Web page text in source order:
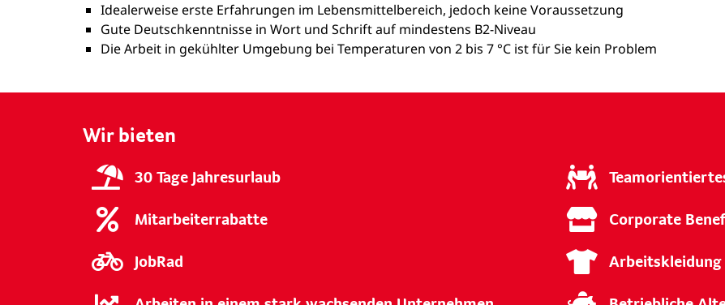
Idealerweise erste Erfahrungen im Lebensmittelbereich, jedoch keine Voraussetzung
Gute Deutschkenntnisse in Wort und Schrift auf mindestens B2-Niveau
Die Arbeit in gekühlter Umgebung bei Temperaturen von 2 bis 7 °C ist für Sie kein Problem
Wir bieten
30 Tage Jahresurlaub
Mitarbeiterrabatte Corporate
JobRad Arbeitskleidung